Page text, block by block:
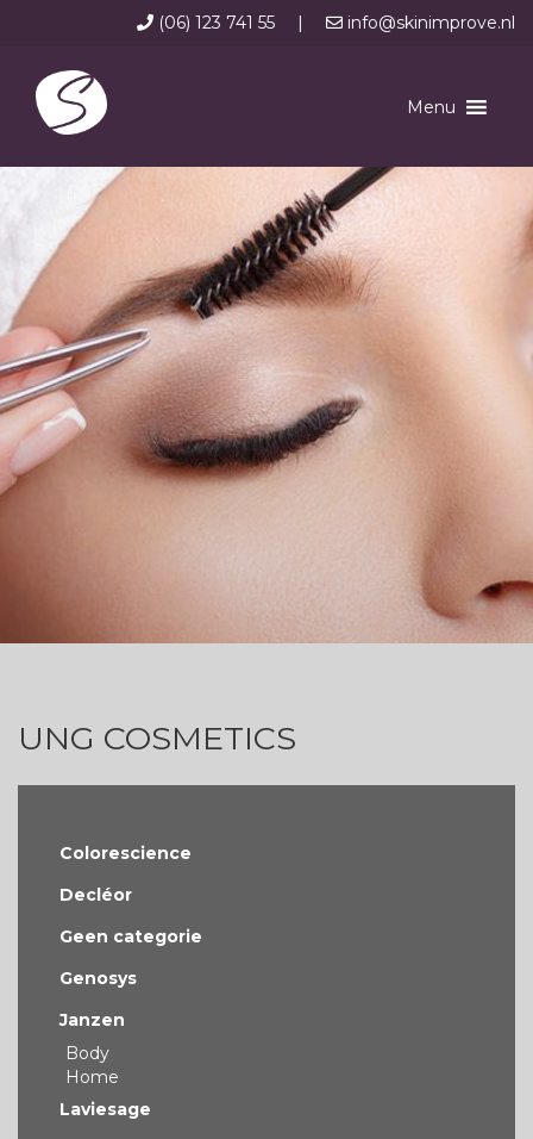
(06) 123 741 55 | info@skinimprove.nl
Menu
UNG COSMETICS
Colorescience
Decléor
Geen categorie
Genosys
Janzen
Body
Home
Laviesage